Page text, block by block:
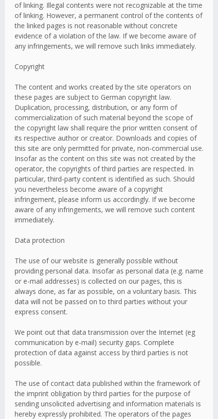
of linking. Illegal contents were not recognizable at the time
of linking. However, a permanent control of the contents of
the linked pages is not reasonable without concrete
evidence of a violation of the law. If we become aware of
any infringements, we will remove such links immediately.
Copyright
The content and works created by the site operators on
these pages are subject to German copyright law.
Duplication, processing, distribution, or any form of
commercialization of such material beyond the scope of
the copyright law shall require the prior written consent of
its respective author or creator. Downloads and copies of
this site are only permitted for private, non-commercial use.
Insofar as the content on this site was not created by the
operator, the copyrights of third parties are respected. In
particular, third-party content is identified as such. Should
you nevertheless become aware of a copyright
infringement, please inform us accordingly. If we become
aware of any infringements, we will remove such content
immediately.
Data protection
The use of our website is generally possible without
providing personal data. Insofar as personal data (e.g. name
or e-mail addresses) is collected on our pages, this is
always done, as far as possible, on a voluntary basis. This
data will not be passed on to third parties without your
express consent.
We point out that data transmission over the Internet (eg
communication by e-mail) security gaps. Complete
protection of data against access by third parties is not
possible.
The use of contact data published within the framework of
the imprint obligation by third parties for the purpose of
sending unsolicited advertising and information materials is
hereby expressly prohibited. The operators of the pages